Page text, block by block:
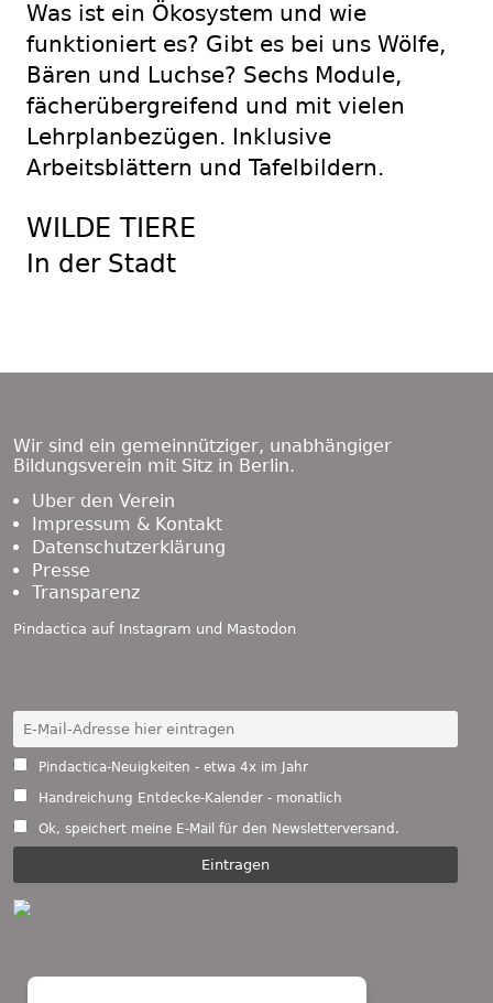
Was ist ein Ökosystem und wie
funktioniert es? Gibt es bei uns Wölfe,
Bären und Luchse? Sechs Module,
fächerübergreifend und mit vielen
Lehrplanbezügen. Inklusive
Arbeitsblättern und Tafelbildern.
WILDE TIERE
In der Stadt
Wir sind ein gemeinnütziger, unabhängiger
Bildungsverein mit Sitz in Berlin.
Über den Verein
Impressum & Kontakt
Datenschutzerklärung
Presse
Transparenz
Pindactica auf Instagram und Mastodon
Pindactica-Neuigkeiten - etwa 4x im Jahr
Handreichung Entdecke-Kalender - monatlich
Ok, speichert meine E-Mail für den Newsletterversand.